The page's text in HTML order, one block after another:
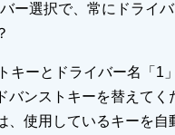
選択で、常にドライバ
ーとドライバー名「1
バンストキーを替えてく
、使用しているキーを自